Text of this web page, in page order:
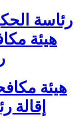
رئاسة
هيئة
هيئة
إقالة